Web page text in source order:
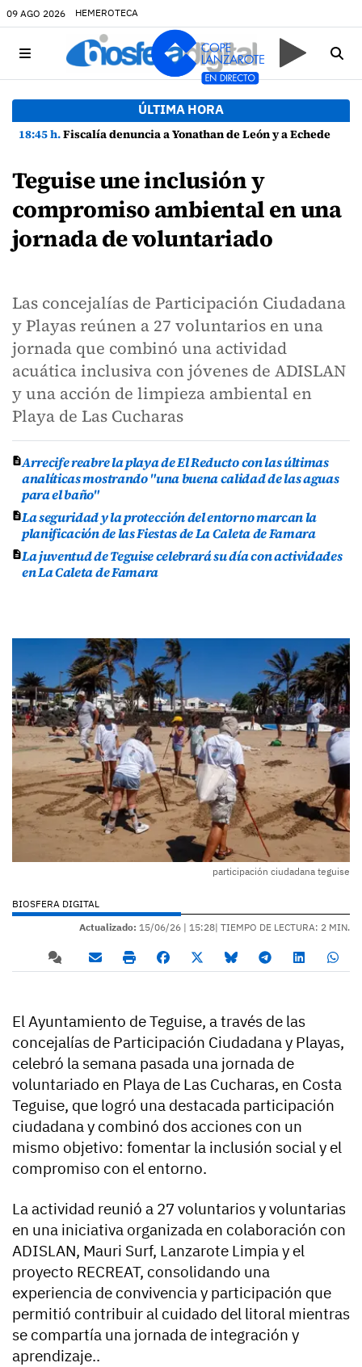
09 AGO 2026 HEMEROTECA
ÚLTIMA HORA
18:45 h.Fiscalía denuncia a Yonathan de León y a Echedey Eugenio por presuntas anomalías en contratos festivos
Teguise une inclusión y
compromiso ambiental en una
jornada de voluntariado
Las concejalías de Participación Ciudadana
y Playas reúnen a 27 voluntarios en una
jornada que combinó una actividad
acuática inclusiva con jóvenes de ADISLAN
y una acción de limpieza ambiental en
Playa de Las Cucharas
Arrecife reabre la playa de El Reducto con las últimas
analíticas mostrando "una buena calidad de las aguas
para el baño"
La seguridad y la protección del entorno marcan la
planificación de las Fiestas de La Caleta de Famara
La juventud de Teguise celebrará su día con actividades
en La Caleta de Famara
participación ciudadana teguise
BIOSFERA DIGITAL
Actualizado: 15/06/26 | 15:28| TIEMPO DE LECTURA: 2 MIN.
El Ayuntamiento de Teguise, a través de las
concejalías de Participación Ciudadana y Playas,
celebró la semana pasada una jornada de
voluntariado en Playa de Las Cucharas, en Costa
Teguise, que logró una destacada participación
ciudadana y combinó dos acciones con un
mismo objetivo: fomentar la inclusión social y el
compromiso con el entorno.
La actividad reunió a 27 voluntarios y voluntarias
en una iniciativa organizada en colaboración con
ADISLAN, Mauri Surf, Lanzarote Limpia y el
proyecto RECREAT, consolidando una
experiencia de convivencia y participación que
permitió contribuir al cuidado del litoral mientras
se compartía una jornada de integración y
aprendizaje..